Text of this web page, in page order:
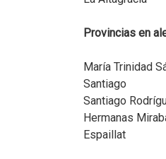
Provincias en
María Trinidad
Santiago
Santiago
Hermanas
Espaillat